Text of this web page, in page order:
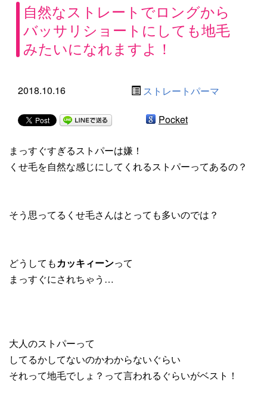
自然なストレートでロングから
バッサリショートにしても地毛
みたいになれますよ！
2018.10.16 ストレートパーマ
Pocket
まっすぐすぎるストパーは嫌！
くせ毛を自然な感じにしてくれるストパーってあるの？
そう思ってるくせ毛さんはとっても多いのでは？
どうしてもカッキィーンって
まっすぐにされちゃう…
大人のストパーって
してるかしてないのかわからないぐらい
それって地毛でしょ？って言われるぐらいがベスト！